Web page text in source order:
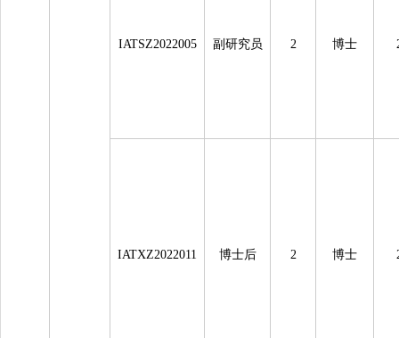
IATSZ2022005 副研究员 2 博士
IATXZ2022011 博士后 2 博士